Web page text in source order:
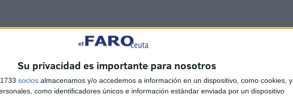
Su privacidad es importante para nosotros
socios almacenamos y/o accedemos a información en un dispositivo, como cookies, y
como identificadores únicos e información estándar enviada por un dispositivo
ha compartido sus sensaciones sobre el debut del
del Córdoba: “Pues mañana es el debut del equipo en
ganas e ilusión, hemos hecho una pretemporada